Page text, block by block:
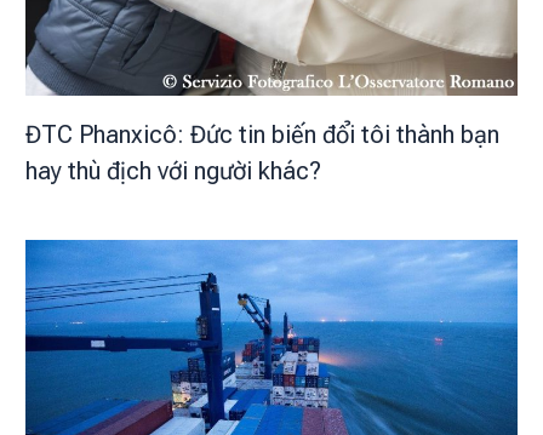
ĐTC Phanxicô: Đức tin biến đổi tôi thành bạn
hay thù địch với người khác?